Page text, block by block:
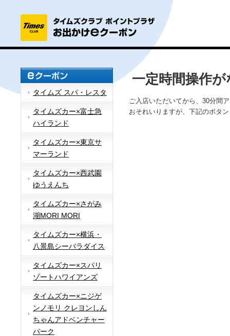
タイムズ スパ・レスタ
タイムズカー×富士急
ハイランド
タイムズカー×東京サ
マーランド
タイムズカー×西武園
ゆうえんち
タイムズカー×さがみ
湖MORI MORI
タイムズカー×横浜・
八景島シーパラダイス
タイムズカー×スパリ
ゾートハワイアンズ
タイムズカー×ニジゲ
ンノモリ クレヨンしん
ちゃんアドベンチャー
パーク
一定時間操作
ご入店いただいてから、30分間
おそれいりますが、下記のボタ